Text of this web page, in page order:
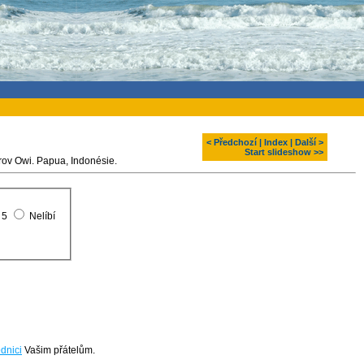
< Předchozí Index
Další >
Start slideshow >>
Potápění u ostrova Biak, ostrov Owi. Papua, Indonésie.
5 Nelíbí
Vašim přátelům.